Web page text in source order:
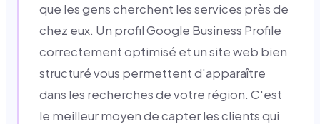
que les gens cherchent les services près de
chez eux. Un profil Google Business Profile
correctement optimisé et un site web bien
structuré vous permettent d'apparaître
dans les recherches de votre région. C'est
le meilleur moyen de capter les clients qui